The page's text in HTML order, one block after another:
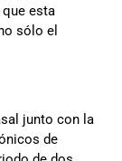
esta
sólo el
junto con la
de